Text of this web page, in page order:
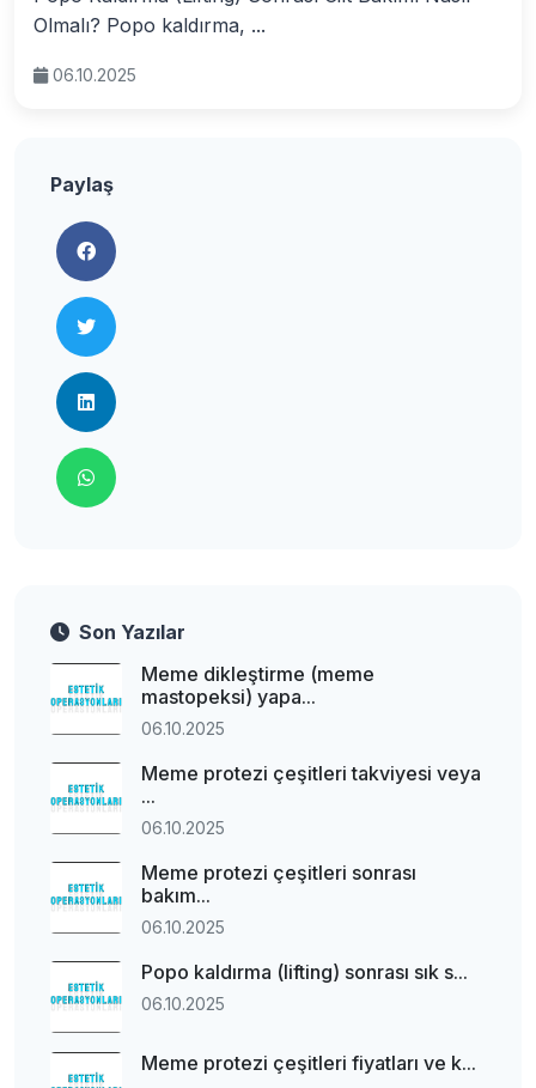
Olmalı? Popo kaldırma, ...
06.10.2025
Paylaş
Son Yazılar
Meme dikleştirme (meme
mastopeksi) yapa...
06.10.2025
Meme protezi çeşitleri takviyesi veya
...
06.10.2025
Meme protezi çeşitleri sonrası
bakım...
06.10.2025
Popo kaldırma (lifting) sonrası sık s...
06.10.2025
Meme protezi çeşitleri fiyatları ve k...